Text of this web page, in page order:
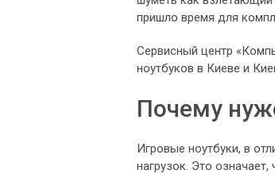
пришло время для
Сервисный центр
ноутбуков в Киеве и
Почему
Игровые ноутбуки, в
нагрузок. Это